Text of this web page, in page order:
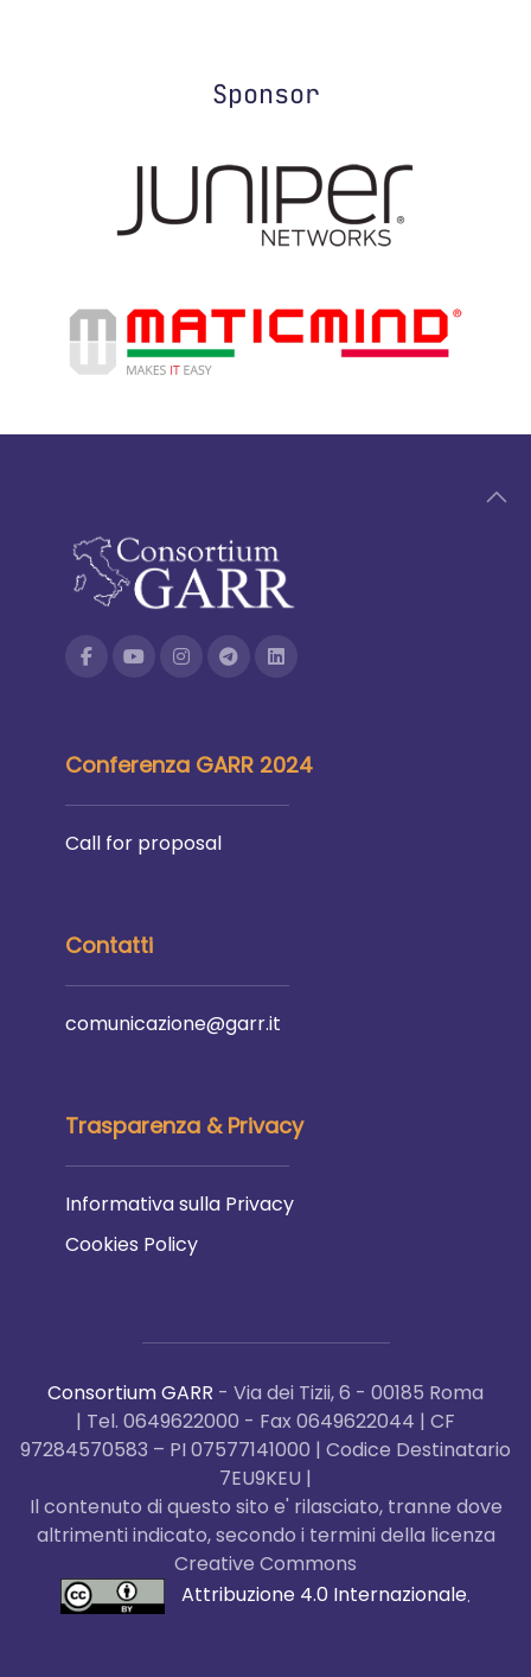
Sponsor
Conferenza GARR 2024
Call for proposal
Contatti
comunicazione@garr.it
Trasparenza & Privacy
Informativa sulla Privacy
Cookies Policy
Consortium GARR - Via dei Tizii, 6 - 00185 Roma
| Tel. 0649622000 - Fax 0649622044 | CF
97284570583 – PI 07577141000 | Codice Destinatario
7EU9KEU |
Il contenuto di questo sito e' rilasciato, tranne dove
altrimenti indicato, secondo i termini della licenza
Creative Commons
Attribuzione 4.0 Internazionale.